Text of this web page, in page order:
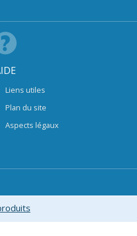
Liens utiles
Plan du site
Aspects légaux